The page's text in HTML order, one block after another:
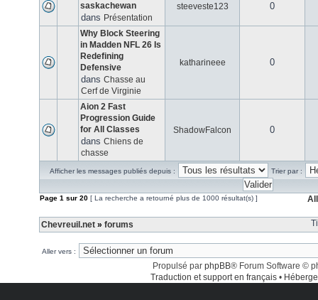
saskachewan
dans Présentation
steeveste123 0
Why Block Steering
in Madden NFL 26 Is
Redefining
Defensive
dans Chasse au
Cerf de Virginie
katharineee 0
Aion 2 Fast
Progression Guide
for All Classes
dans Chiens de
chasse
ShadowFalcon 0
Afficher les messages publiés depuis : Trier par :
Page 1 sur 20 [ La recherche a retourné plus de 1000 résultat(s) ]
Chevreuil.net » forums
Aller vers :
Propulsé par phpBB® Forum Software ©
Traduction et support en français •